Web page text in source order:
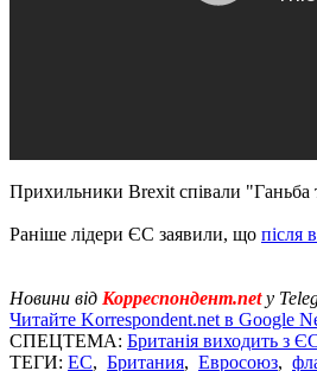
Прихильники Brexit співали
Раніше лідери ЄС заявили, що після
Новини від Корреспондент.net у
Читайте Korrespondent.net в Google
СПЕЦТЕМА: Британія виходить з
ТЕГИ: ЕС, Британия, Евросоюз,